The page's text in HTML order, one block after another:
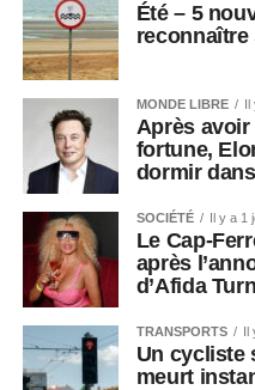
Été – 5
MONDE LIBRE Il
Après avoir
fortune,
dormir
SOCIÉTÉ Il y a 1
Le Cap-
après
d’Afida
TRANSPORTS Il
Un cycliste
meurt